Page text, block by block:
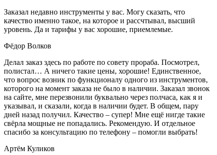
Заказал недавно инструменты у вас. Могу сказать, что
качество именно такое, на которое и рассчтывал, высший
уровень. Да и тарифы у вас хорошие, приемлемые.
Фёдор Волков
Делал заказ здесь по работе по совету прораба. Посмотрел,
полистал… А ничего такие цены, хорошие! Единственное,
что вопрос возник по функционалу одного из инструментов,
которого на момент заказа не было в наличии. Заказал звонок
на сайте, мне перезвонили буквально через полчаса, как я и
указывал, и сказали, когда в наличии будет. В общем, пару
дней назад получил. Качество – супер! Мне ещё нигде такие
свёрла мощные не попадались. Рекомендую. И отдельное
спасибо за консультацию по телефону – помогли выбрать!
Артём Куликов